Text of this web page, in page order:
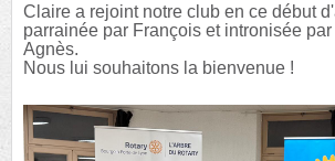
Claire a rejoint notre club en ce début
parrainée par François et intronisée
Agnès.
Nous lui souhaitons la bienvenue !